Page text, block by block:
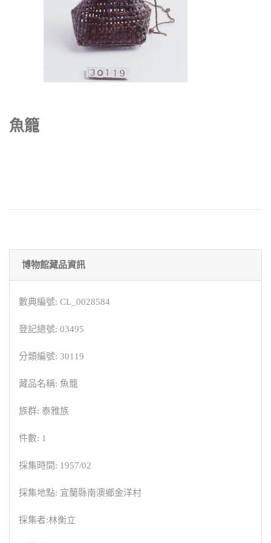
魚籠
博物館藏品資訊
數典編號: CL_0028584
登記總號: 03495
分類編號: 30119
藏品名稱: 魚籠
族群: 泰雅族
件數: 1
採集時間: 1957/02
採集地點: 宜蘭縣南澳鄉金洋村
採集者:林衡立